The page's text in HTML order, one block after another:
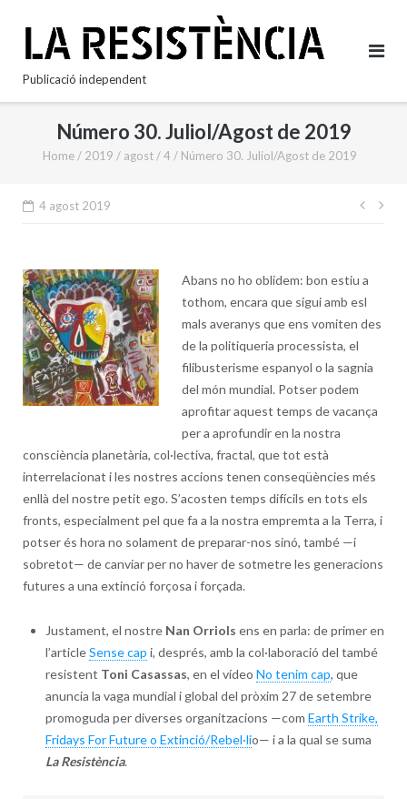
content
Publicació independent
Número 30. Juliol/Agost de 2019
Home/ 2019 / agost/4/ Número 30. Juliol/Agost de 2019
4 agost 2019
Abans no ho oblidem: bon estiu a
tothom, encara que sigui amb esl
mals averanys que ens vomiten des
de la politiqueria processista, el
filibusterisme espanyol o la sagnia
del món mundial. Potser podem
aprofitar aquest temps de vacança
per a aprofundir en la nostra
consciència planetària, col·lectiva, fractal, que tot està
interrelacionat i les nostres accions tenen conseqüències més
enllà del nostre petit ego. S’acosten temps difícils en tots els
fronts, especialment pel que fa a la nostra empremta a la Terra, i
potser és hora no solament de preparar-nos sinó, també —i
sobretot— de canviar per no haver de sotmetre les generacions
futures a una extinció forçosa i forçada.
Justament, el nostre Nan Orriols ens en parla: de primer en
l’articleSense cap i, després, amb la col·laboració del també
resistent Toni Casassas, en el vídeo No tenim cap, que
anuncia la vaga mundial i global del pròxim 27 de setembre
promoguda per diverses organitzacions —com Earth Strike,
Fridays For Future o Extinció/Rebel·lio— i a la qual se suma
La Resistència.